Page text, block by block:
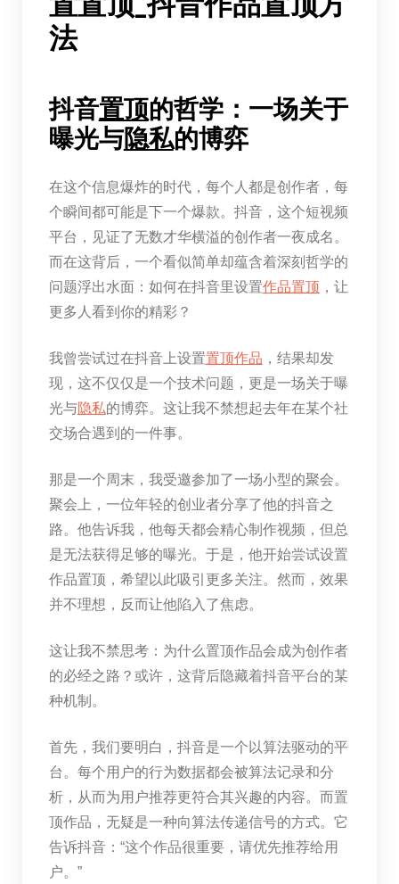
法
抖音置顶的哲学：一场关于
曝光与隐私的博弈
在这个信息爆炸的时代，每个人都是创作者，每
个瞬间都可能是下一个爆款。抖音，这个短视频
平台，见证了无数才华横溢的创作者一夜成名。
而在这背后，一个看似简单却蕴含着深刻哲学的
问题浮出水面：如何在抖音里设置作品置顶 ，让
更多人看到你的精彩？
我曾尝试过在抖音上设置置顶作品 ，结果却发
现，这不仅仅是一个技术问题，更是一场关于曝
光与隐私的博弈。这让我不禁想起去年在某个社
交场合遇到的一件事。
那是一个周末，我受邀参加了一场小型的聚会。
聚会上，一位年轻的创业者分享了他的抖音之
路。他告诉我，他每天都会精心制作视频，但总
是无法获得足够的曝光。于是，他开始尝试设置
作品置顶，希望以此吸引更多关注。然而，效果
并不理想，反而让他陷入了焦虑。
这让我不禁思考：为什么置顶作品会成为创作者
的必经之路？或许，这背后隐藏着抖音平台的某
种机制。
首先，我们要明白，抖音是一个以算法驱动的平
台。每个用户的行为数据都会被算法记录和分
析，从而为用户推荐更符合其兴趣的内容。而置
顶作品，无疑是一种向算法传递信号的方式。它
告诉抖音：“这个作品很重要，请优先推荐给用
户。”